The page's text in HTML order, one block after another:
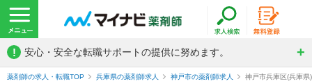
! 安心・安全な転職サポートの提供に努めます。
薬剤師の求人・転職TOP 兵庫県の薬剤師求人 神戸市の薬剤師求人 神戸市兵庫区(兵庫